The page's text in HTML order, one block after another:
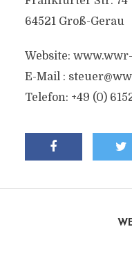
64521 Groß-Gerau
Website:
E-Mail :
Telefon: +49 (0)